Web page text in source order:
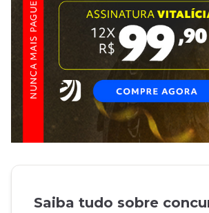
Saiba tudo sobre